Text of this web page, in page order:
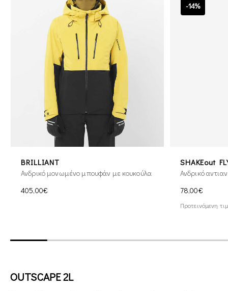
BRILLIANT
Ανδρικό μονωμένο μπουφάν με κουκούλα
405,00€
-14%
SHAKEout
Ανδρικό
78,00€
Προτεινόμενη
OUTSCAPE 2L